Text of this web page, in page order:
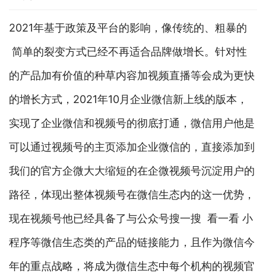
2021年基于政策及平台的影响，像传统的、粗暴的
简单的裂变方式已经不再适合品牌做增长。针对性
的产品加有价值的种草内容加视频直播等会成为更快
的增长方式，2021年10月企业微信新上线的版本，
实现了企业微信和视频号的彻底打通，微信用户他是
可以通过视频号的主页添加企业微信的，直接添加到
我们的官方企微大大缩短的在企微视频号沉淀用户的
路径，体现出整体视频号在微信生态内的这一优势，
现在视频号他已经具备了与公众号搜一搜 看一看 小
程序等微信生态类的产品的链接能力，且作为微信今
年的重点战略，将成为微信生态中每个机构的视频官